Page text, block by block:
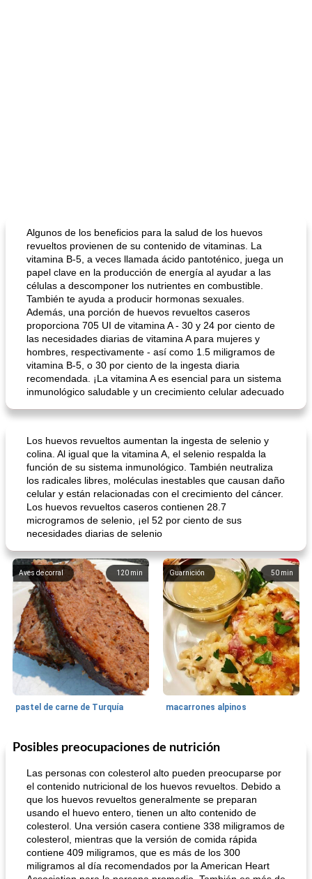
Algunos de los beneficios para la salud de los huevos
revueltos provienen de su contenido de vitaminas. La
vitamina B-5, a veces llamada ácido pantoténico, juega un
papel clave en la producción de energía al ayudar a las
células a descomponer los nutrientes en combustible.
También te ayuda a producir hormonas sexuales.
Además, una porción de huevos revueltos caseros
proporciona 705 UI de vitamina A - 30 y 24 por ciento de
las necesidades diarias de vitamina A para mujeres y
hombres, respectivamente - así como 1.5 miligramos de
vitamina B-5, o 30 por ciento de la ingesta diaria
recomendada. ¡La vitamina A es esencial para un sistema
inmunológico saludable y un crecimiento celular adecuado
Los huevos revueltos aumentan la ingesta de selenio y
colina. Al igual que la vitamina A, el selenio respalda la
función de su sistema inmunológico. También neutraliza
los radicales libres, moléculas inestables que causan daño
celular y están relacionadas con el crecimiento del cáncer.
Los huevos revueltos caseros contienen 28.7
microgramos de selenio, ¡el 52 por ciento de sus
necesidades diarias de selenio
120 min
Aves de corral
pastel de carne de Turquía
50 min
Guarnición
macarrones alpinos
215min
Cocina del mundo Arroz blanco
Posibles preocupaciones de nutrición
Las personas con colesterol alto pueden preocuparse por
el contenido nutricional de los huevos revueltos. Debido a
que los huevos revueltos generalmente se preparan
usando el huevo entero, tienen un alto contenido de
colesterol. Una versión casera contiene 338 miligramos de
colesterol, mientras que la versión de comida rápida
contiene 409 miligramos, que es más de los 300
miligramos al día recomendados por la American Heart